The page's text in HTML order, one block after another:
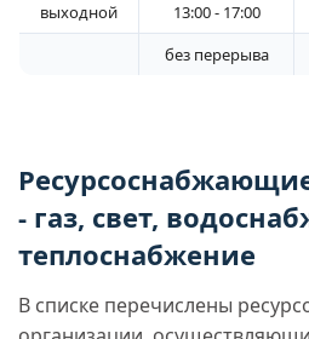
выходной
13:00 - 17:00
без перерыва
- газ, свет,
теплоснабжение
В списке перечислены